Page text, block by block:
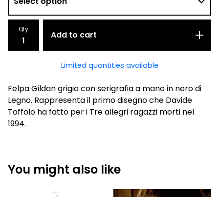
Qty
Add to cart
Limited quantities available
Felpa Gildan grigia con serigrafia a mano in nero di
Legno. Rappresenta il primo disegno che Davide
Toffolo ha fatto per i Tre allegri ragazzi morti nel
1994.
You might also like